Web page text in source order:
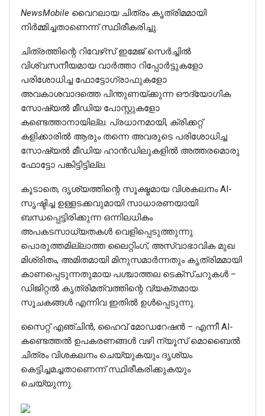
NewsMobile വൈറലായ ചിത്രം കൃത്രിമമായി
നിര്‍മ്മിച്ചതാണെന്ന് സ്ഥിരീകരിച്ചു.
ചിത്രത്തിന്റെ റിവേഴ്‌സ് ഇമേജ് സെർച്ചിൽ
വിശ്വസനീയമായ വാർത്താ റിപ്പോർട്ടുകളോ
പരിശോധിച്ച ഫോട്ടോഗ്രാഫുകളോ
അവകാശവാദത്തെ പിന്തുണയ്ക്കുന്ന ഔദ്യോഗിക
സോഷ്യൽ മീഡിയ പോസ്റ്റുകളോ
കണ്ടെത്താനായില്ല. പ്രധാനമായി, ക്രിക്കറ്റ്
കളിക്കാരിൽ ആരും തന്നെ അവരുടെ പരിശോധിച്ച
സോഷ്യൽ മീഡിയ ഹാൻഡിലുകളിൽ അത്തരമൊരു
ഫോട്ടോ പങ്കിട്ടിട്ടില്ല.
കൂടാതെ, ദൃശ്യത്തിന്റെ സൂക്ഷ്മമായ വിശകലനം AI-
സൃഷ്ടിച്ച ഉള്ളടക്കവുമായി സാധാരണയായി
ബന്ധപ്പെട്ടിരിക്കുന്ന ഒന്നിലധികം
അപകടസാധ്യതകൾ വെളിപ്പെടുത്തുന്നു.
പൊരുത്തമില്ലാത്ത ലൈറ്റിംഗ്, അസ്വാഭാവിക മുഖ
മിശ്രിതം, അമിതമായി മിനുസമാർന്നതും കൃത്രിമമായി
കാണപ്പെടുന്നതുമായ പശ്ചാത്തല ടെക്സ്ചറുകൾ –
ഡിജിറ്റൽ കൃത്രിമത്വത്തിന്റെ വ്യക്തമായ
സൂചകങ്ങൾ എന്നിവ ഇതിൽ ഉൾപ്പെടുന്നു.
സൈറ്റ് എഞ്ചിൻ, ഹൈവ് മോഡറേഷൻ – എന്നീ AI-
കണ്ടെത്തൽ ഉപകരണങ്ങൾ വഴി ന്യൂസ് മൊബൈൽ
ചിത്രം വിശകലനം ചെയ്യുകയും ദൃശ്യം
കെട്ടിച്ചമച്ചതാണെന്ന് സ്ഥിരീകരിക്കുകയും
ചെയ്യുന്നു.